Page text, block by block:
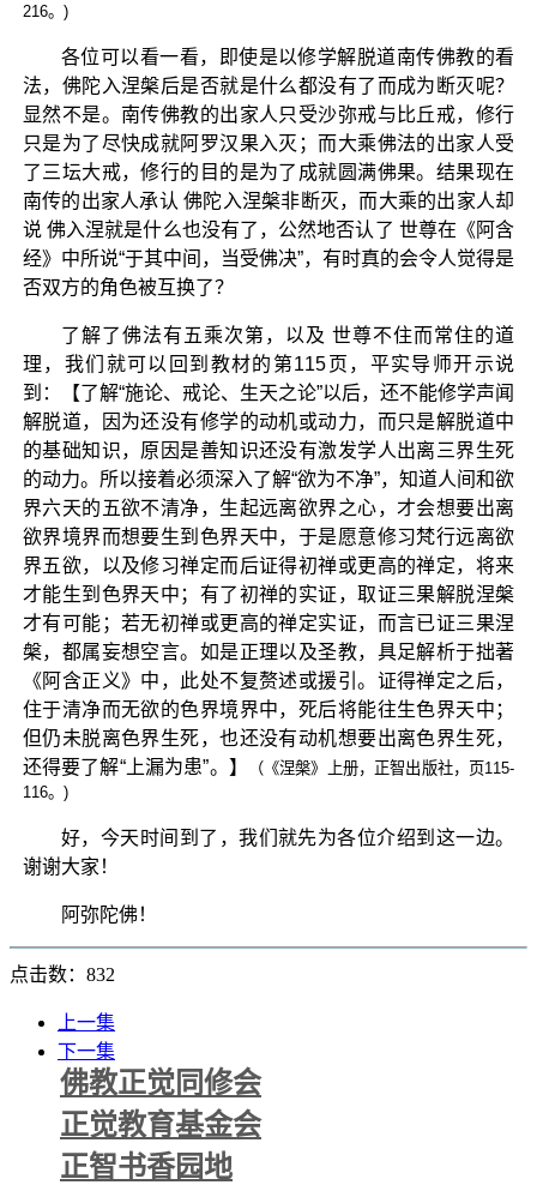
216。)
各位可以看一看，即使是以修学解脱道南传佛教的看
法，佛陀入涅槃后是否就是什么都没有了而成为断灭呢？
显然不是。南传佛教的出家人只受沙弥戒与比丘戒，修行
只是为了尽快成就阿罗汉果入灭；而大乘佛法的出家人受
了三坛大戒，修行的目的是为了成就圆满佛果。结果现在
南传的出家人承认 佛陀入涅槃非断灭，而大乘的出家人却
说 佛入涅就是什么也没有了，公然地否认了 世尊在《阿含
经》中所说“于其中间，当受佛决”，有时真的会令人觉得是
否双方的角色被互换了？
了解了佛法有五乘次第，以及 世尊不住而常住的道
理，我们就可以回到教材的第115页，平实导师开示说
到：【了解“施论、戒论、生天之论”以后，还不能修学声闻
解脱道，因为还没有修学的动机或动力，而只是解脱道中
的基础知识，原因是善知识还没有激发学人出离三界生死
的动力。所以接着必须深入了解“欲为不净”，知道人间和欲
界六天的五欲不清净，生起远离欲界之心，才会想要出离
欲界境界而想要生到色界天中，于是愿意修习梵行远离欲
界五欲，以及修习禅定而后证得初禅或更高的禅定，将来
才能生到色界天中；有了初禅的实证，取证三果解脱涅槃
才有可能；若无初禅或更高的禅定实证，而言已证三果涅
槃，都属妄想空言。如是正理以及圣教，具足解析于拙著
《阿含正义》中，此处不复赘述或援引。证得禅定之后，
住于清净而无欲的色界境界中，死后将能往生色界天中；
但仍未脱离色界生死，也还没有动机想要出离色界生死，
还得要了解“上漏为患”。】
（《涅槃》上册，正智出版社，页115-
116。)
好，今天时间到了，我们就先为各位介绍到这一边。
谢谢大家！
阿弥陀佛！
点击数：832
上一集
下一集
佛教正觉同修会
正觉教育基金会
正智书香园地